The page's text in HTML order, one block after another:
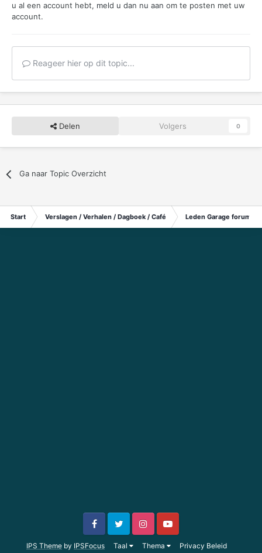
u al een account hebt, meld u dan nu aan om te posten met uw
account.
Reageer hier op dit topic...
Delen Volgers 0
Ga naar Topic Overzicht
Start Verslagen / Verhalen / Dagboek / Café Leden Garage forum
IPS Theme by IPSFocus Taal Thema
Privacy Beleid